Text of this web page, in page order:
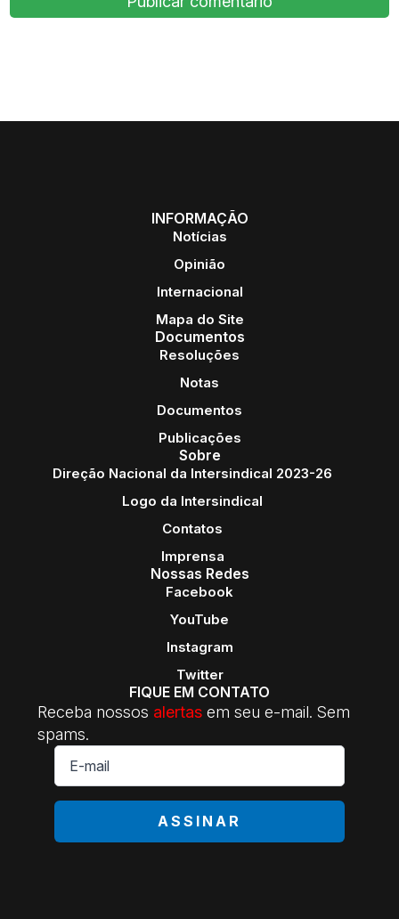
INFORMAÇÃO
Notícias
Opinião
Internacional
Mapa do Site
Documentos
Resoluções
Notas
Documentos
Publicações
Sobre
Direção Nacional da Intersindical 2023-26
Logo da Intersindical
Contatos
Imprensa
Nossas Redes
Facebook
YouTube
Instagram
Twitter
FIQUE EM CONTATO
Receba nossos alertas em seu e-mail. Sem
spams.
E-
mail
*
ASSINAR